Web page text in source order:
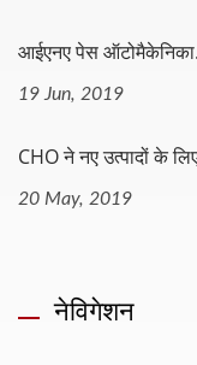
आईएनए पेस
19 Jun, 2019
CHO ने नए उत्पादों के
20 May, 2019
नेविगेशन